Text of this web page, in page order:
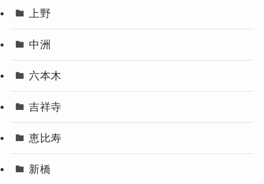
上野
中洲
六本木
吉祥寺
恵比寿
新橋